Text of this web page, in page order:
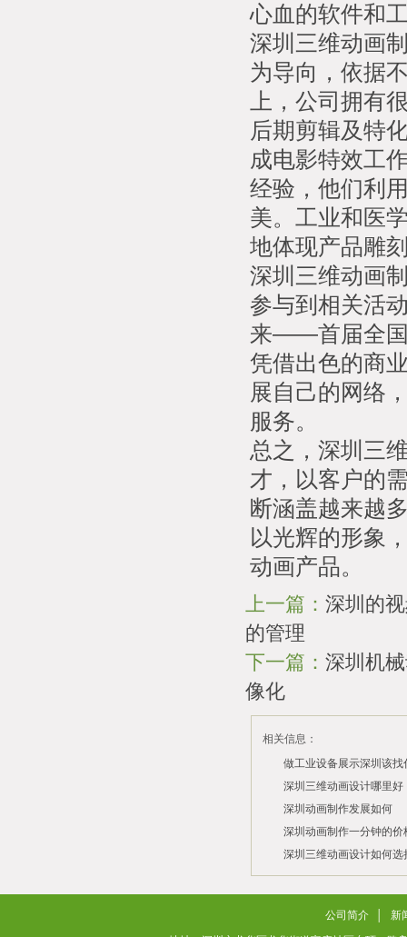
心血的软件和
深圳三维动画
为导向，依据
上，公司拥有
后期剪辑及特
成电影特效工
经验，他们利
美。工业和医
地体现产品雕
深圳三维动画
参与到相关活
来——首届全国
凭借出色的商
展自己的网络
服务。
总之，深圳三
才，以客户的
断涵盖越来越
以光辉的形象
动画产品。
上一篇： 深圳的
的管理
下一篇： 深圳机
像化
相关信息：
做工业设备展示深圳该
司？
2026/07/21
深圳三维动画设计哪里好
2026/03/10
深圳动画制作发展如何
2026/03/03
深圳动画制作一分钟的价
2026/02/28
深圳三维动画设计如何选
2026/02/02
公司简介
新